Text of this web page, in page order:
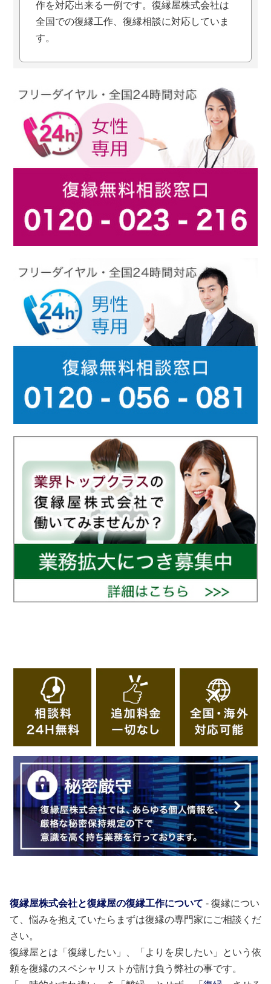
作を対応出来る一例です。復縁屋株式会社は
全国での復縁工作、復縁相談に対応していま
す。
復縁屋株式会社と復縁屋の復縁工作について - 復縁につい
て、悩みを抱えていたらまずは復縁の専門家にご相談くだ
さい。
復縁屋とは「復縁したい」、「よりを戻したい」という依
頼を復縁のスペシャリストが請け負う弊社の事です。